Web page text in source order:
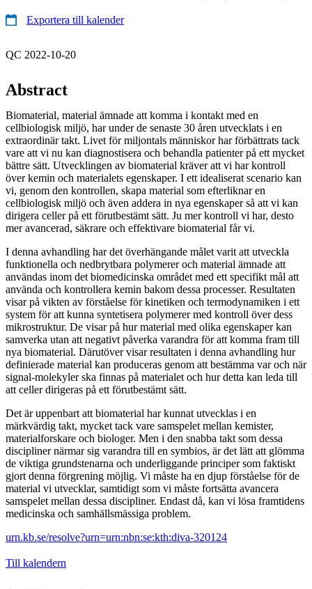
Exportera till kalender
QC 2022-10-20
Abstract
Biomaterial, material ämnade att komma i kontakt med en
cellbiologisk miljö, har under de senaste 30 åren utvecklats i en
extraordinär takt. Livet för miljontals människor har förbättrats tack
vare att vi nu kan diagnostisera och behandla patienter på ett mycket
bättre sätt. Utvecklingen av biomaterial kräver att vi har kontroll
över kemin och materialets egenskaper. I ett idealiserat scenario kan
vi, genom den kontrollen, skapa material som efterliknar en
cellbiologisk miljö och även addera in nya egenskaper så att vi kan
dirigera celler på ett förutbestämt sätt. Ju mer kontroll vi har, desto
mer avancerad, säkrare och effektivare biomaterial får vi.
I denna avhandling har det överhängande målet varit att utveckla
funktionella och nedbrytbara polymerer och material ämnade att
användas inom det biomedicinska området med ett specifikt mål att
använda och kontrollera kemin bakom dessa processer. Resultaten
visar på vikten av förståelse för kinetiken och termodynamiken i ett
system för att kunna syntetisera polymerer med kontroll över dess
mikrostruktur. De visar på hur material med olika egenskaper kan
samverka utan att negativt påverka varandra för att komma fram till
nya biomaterial. Därutöver visar resultaten i denna avhandling hur
definierade material kan produceras genom att bestämma var och när
signal-molekyler ska finnas på materialet och hur detta kan leda till
att celler dirigeras på ett förutbestämt sätt.
Det är uppenbart att biomaterial har kunnat utvecklas i en
märkvärdig takt, mycket tack vare samspelet mellan kemister,
materialforskare och biologer. Men i den snabba takt som dessa
discipliner närmar sig varandra till en symbios, är det lätt att glömma
de viktiga grundstenarna och underliggande principer som faktiskt
gjort denna förgrening möjlig. Vi måste ha en djup förståelse för de
material vi utvecklar, samtidigt som vi måste fortsätta avancera
samspelet mellan dessa discipliner. Endast då, kan vi lösa framtidens
medicinska och samhällsmässiga problem.
urn.kb.se/resolve?urn=urn:nbn:se:kth:diva-320124
Till kalendern